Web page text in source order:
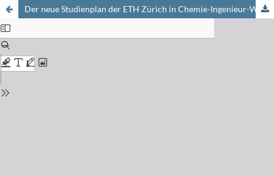
Der neue Studienplan der ETH Zürich in Chemie-Ingenieur-Wesen